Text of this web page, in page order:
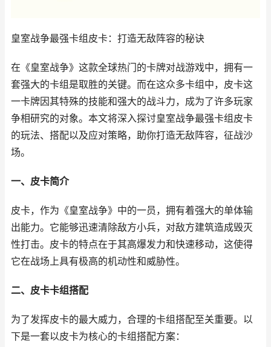
皇室战争最强卡组皮卡：打造无敌阵容的秘诀
在《皇室战争》这款全球热门的卡牌对战游戏中，拥有一
套强大的卡组是取胜的关键。而在这众多卡组中，皮卡这
一卡牌因其特殊的技能和强大的战斗力，成为了许多玩家
争相研究的对象。本文将深入探讨皇室战争最强卡组皮卡
的玩法、搭配以及应对策略，助你打造无敌阵容，征战沙
场。
一、皮卡简介
皮卡，作为《皇室战争》中的一员，拥有着强大的单体输
出能力。它能够迅速清除敌方小兵，对敌方建筑造成毁灭
性打击。皮卡的特点在于其高爆发力和快速移动，这使得
它在战场上具有极高的机动性和威胁性。
二、皮卡卡组搭配
为了发挥皮卡的最大威力，合理的卡组搭配至关重要。以
下是一套以皮卡为核心的卡组搭配方案：